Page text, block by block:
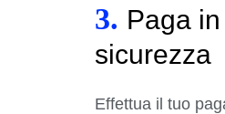
3. Paga
sicurezza
Effettua il tuo